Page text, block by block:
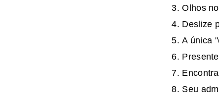
Olhos
Deslize
A única
Seu